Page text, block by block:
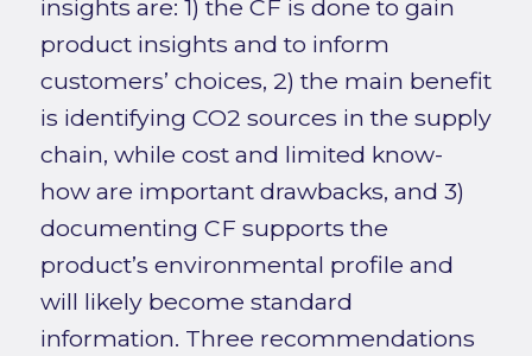
insights are: 1) the CF is done to gain
product insights and to inform
customers’ choices, 2) the main benefit
is identifying CO2 sources in the supply
chain, while cost and limited know-
how are important drawbacks, and 3)
documenting CF supports the
product’s environmental profile and
will likely become standard
information. Three recommendations